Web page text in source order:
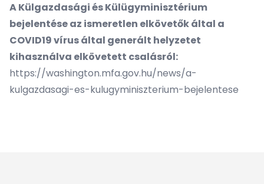
A Külgazdasági és Külügyminisztérium
bejelentése az ismeretlen elkövetők által a
COVID19 vírus által generált helyzetet
kihasználva elkövetett csalásról:
https://washington.mfa.gov.hu/news/a-
kulgazdasagi-es-kulugyminiszterium-bejelentese